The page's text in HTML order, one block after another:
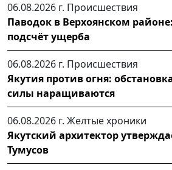
06.08.2026 г. Происшествия
Паводок в Верхоянском
подсчёт ущерба
06.08.2026 г. Происшествия
Якутия против огня:
силы наращиваются
06.08.2026 г. Желтые хроники
Якутский архитектор
Тумусов